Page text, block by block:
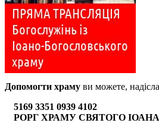
Допомогти храму ви можете,
5169 3351 0939 4102
РОРГ ХРАМУ СВЯТОГО ІОАНА